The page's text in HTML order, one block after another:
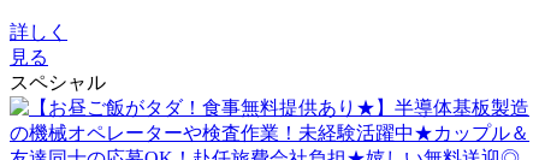
詳しく
見る
スペシャル